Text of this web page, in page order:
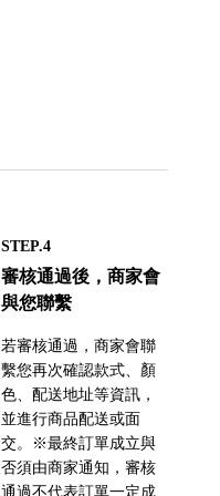
STEP.4
審核通過後，商家會
與您聯繫
若審核通過，商家會聯
繫您再次確認款式、顏
色、配送地址等資訊，
並進行商品配送或面
交。※最終訂單成立與
否須由商家通知，審核
通過不代表訂單一定成